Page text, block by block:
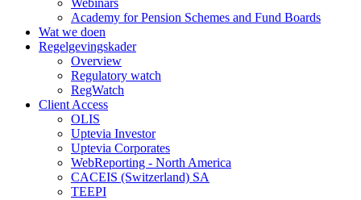
Webinars
Academy for Pension Schemes and Fund Boards
Wat we doen
Regelgevingskader
Overview
Regulatory watch
RegWatch
Client Access
OLIS
Uptevia Investor
Uptevia Corporates
WebReporting - North America
CACEIS (Switzerland) SA
TEEPI